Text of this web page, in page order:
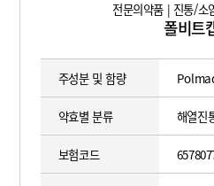
전문의약품 | 진통/소
폴비트
주성분 및 함량
약효별 분류 해열진
보험코드